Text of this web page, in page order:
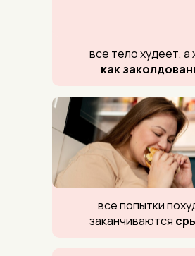
все попытки
заканчиваются
все тело худеет, а
как